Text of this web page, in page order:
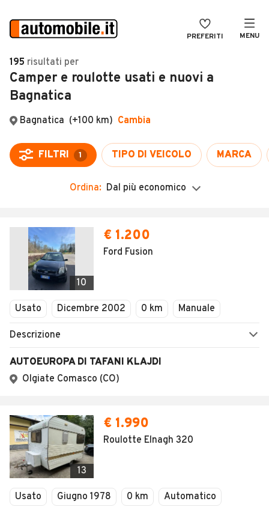
PREFERITI MENU
Auto
Auto usate
Auto Km 0
Auto Nuove
Moto
Camper
Veicoli Commerciali
Concessionari
VENDI
MAGAZINE
ACCEDI
195 risultati per
Camper e roulotte usati e nuovi a
Bagnatica
Ordina: Dal più economico
10
€ 1.200
Ford Fusion
Usato Dicembre 2002 0 km Manuale
Descrizione
AUTOEUROPA DI TAFANI KLAJDI
Olgiate Comasco (CO)
13
€ 1.990
Roulotte Elnagh 320
Usato Giugno 1978 0 km Automatico